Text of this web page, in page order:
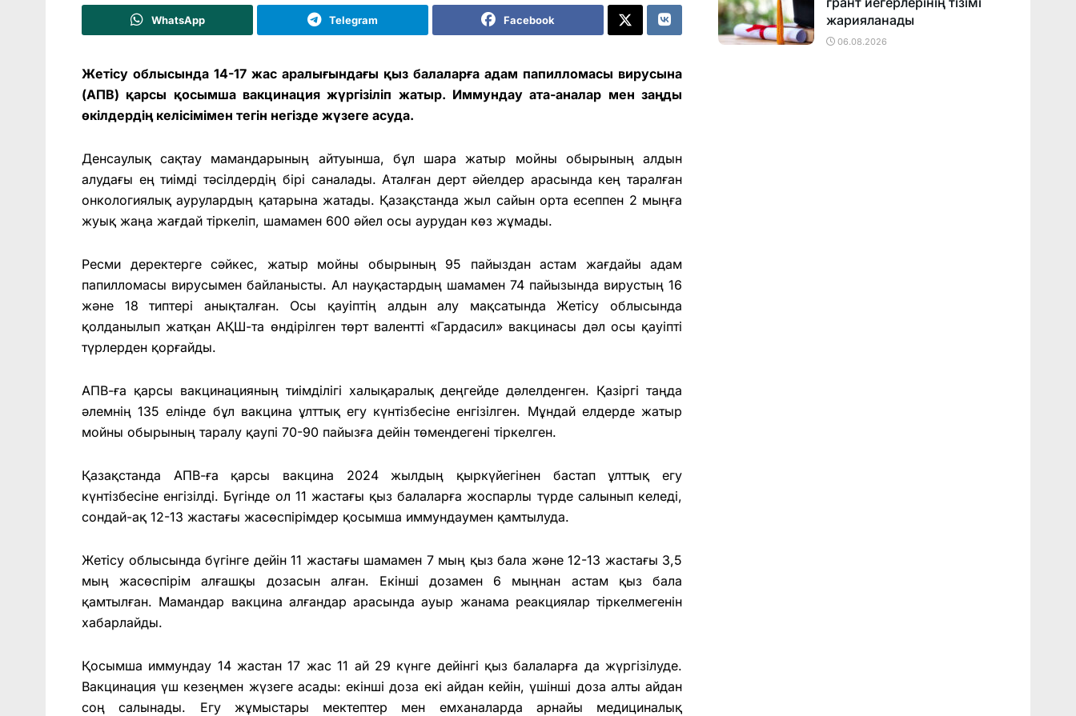
WhatsApp Telegram Facebook
Жетісу облысында 14-17 жас аралығындағы қыз балаларға адам папилломасы вирусына
(АПВ) қарсы қосымша вакцинация жүргізіліп жатыр. Иммундау ата-аналар мен заңды
өкілдердің келісімімен тегін негізде жүзеге асуда.
Денсаулық сақтау мамандарының айтуынша, бұл шара жатыр мойны обырының алдын
алудағы ең тиімді тәсілдердің бірі саналады. Аталған дерт әйелдер арасында кең таралған
онкологиялық аурулардың қатарына жатады. Қазақстанда жыл сайын орта есеппен 2 мыңға
жуық жаңа жағдай тіркеліп, шамамен 600 әйел осы аурудан көз жұмады.
Ресми деректерге сәйкес, жатыр мойны обырының 95 пайыздан астам жағдайы адам
папилломасы вирусымен байланысты. Ал науқастардың шамамен 74 пайызында вирустың 16
және 18 типтері анықталған. Осы қауіптің алдын алу мақсатында Жетісу облысында
қолданылып жатқан АҚШ-та өндірілген төрт валентті «Гардасил» вакцинасы дәл осы қауіпті
түрлерден қорғайды.
АПВ-ға қарсы вакцинацияның тиімділігі халықаралық деңгейде дәлелденген. Қазіргі таңда
әлемнің 135 елінде бұл вакцина ұлттық егу күнтізбесіне енгізілген. Мұндай елдерде жатыр
мойны обырының таралу қаупі 70-90 пайызға дейін төмендегені тіркелген.
Қазақстанда АПВ-ға қарсы вакцина 2024 жылдың қыркүйегінен бастап ұлттық егу
күнтізбесіне енгізілді. Бүгінде ол 11 жастағы қыз балаларға жоспарлы түрде салынып келеді,
сондай-ақ 12-13 жастағы жасөспірімдер қосымша иммундаумен қамтылуда.
Жетісу облысында бүгінге дейін 11 жастағы шамамен 7 мың қыз бала және 12-13 жастағы 3,5
мың жасөспірім алғашқы дозасын алған. Екінші дозамен 6 мыңнан астам қыз бала
қамтылған. Мамандар вакцина алғандар арасында ауыр жанама реакциялар тіркелмегенін
хабарлайды.
Қосымша иммундау 14 жастан 17 жас 11 ай 29 күнге дейінгі қыз балаларға да жүргізілуде.
Вакцинация үш кезеңмен жүзеге асады: екінші доза екі айдан кейін, үшінші доза алты айдан
соң салынады. Егу жұмыстары мектептер мен емханаларда арнайы медициналық
жарияланады
06.08.2026